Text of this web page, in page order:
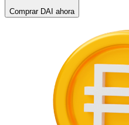
Comprar DAI ahora